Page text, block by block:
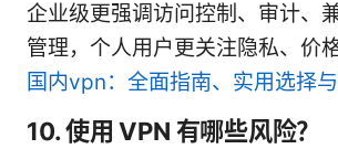
企业级更强调访问控制、审计、
管理，个人用户更关注隐私、价
国内vpn：全面指南、实用选择
10. 使用 VPN 有哪些风险？